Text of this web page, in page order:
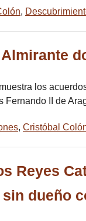
,
los
Fernando II de
, Cristóbal
Reyes
dueño